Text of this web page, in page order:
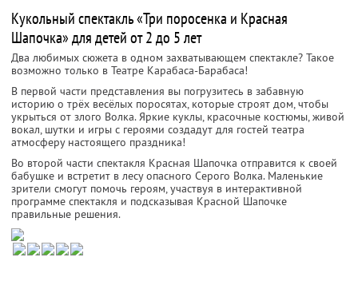
Кукольный спектакль «Три поросенка и Красная
Шапочка» для детей от 2 до 5 лет
Два любимых сюжета в одном захватывающем спектакле? Такое
возможно только в Театре Карабаса-Барабаса!
В первой части представления вы погрузитесь в забавную
историю о трёх весёлых поросятах, которые строят дом, чтобы
укрыться от злого Волка. Яркие куклы, красочные костюмы, живой
вокал, шутки и игры с героями создадут для гостей театра
атмосферу настоящего праздника!
Во второй части спектакля Красная Шапочка отправится к своей
бабушке и встретит в лесу опасного Серого Волка. Маленькие
зрители смогут помочь героям, участвуя в интерактивной
программе спектакля и подсказывая Красной Шапочке
правильные решения.